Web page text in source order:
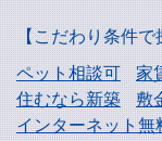
【こだわり条件で
ペット相談可
家
住むなら新築
敷
インターネット無